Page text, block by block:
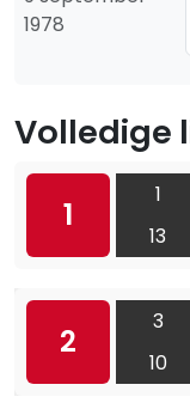
1978
Volledige
1
1
13
2
3
10